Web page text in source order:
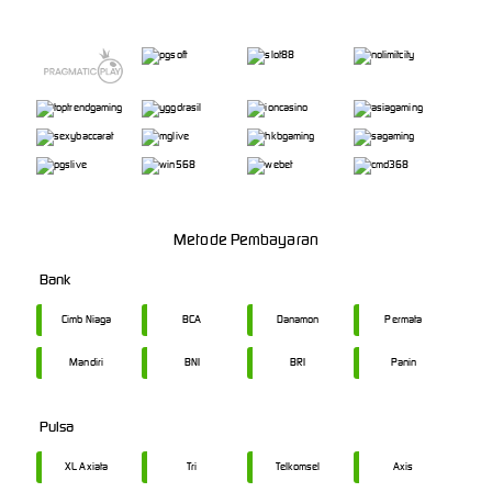
Metode Pembayaran
Bank
Cimb Niaga BCA Danamon Permata
Mandiri BNI BRI Panin
Pulsa
XL Axiata Tri Telkomsel Axis